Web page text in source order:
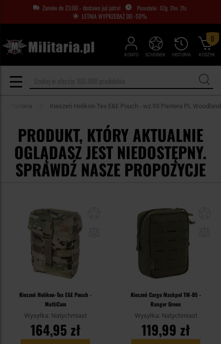
Zamów do 23:00 - dostawa już jutro! 02g 31m 31s
LETNIA WYPRZEDAŻ DO -50%
KONTO HISTORIA
SCHOWEK KOSZYK
0
Pantera Kieszeń Helikon-Tex E&E Pouch - wz.93 Pantera PL Woodland
PRODUKT, KTÓRY AKTUALNIE
OGLĄDASZ JEST NIEDOSTĘPNY.
SPRAWDŹ NASZE PROPOZYCJE
Kieszeń Helikon-Tex E&E Pouch -
MultiCam
Wysyłka: Natychmiast
164,95 zł
Kieszeń Cargo Maskpol TM-05 -
Ranger Green
Wysyłka: Natychmiast
119,99 zł